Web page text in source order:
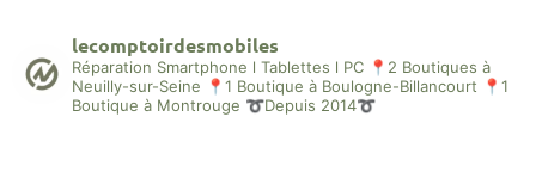
lecomptoirdesmobiles
Réparation Smartphone l Tablettes l PC 📍2 Boutiques à
Neuilly-sur-Seine 📍1 Boutique à Boulogne-Billancourt 📍1
Boutique à Montrouge ➰Depuis 2014➰